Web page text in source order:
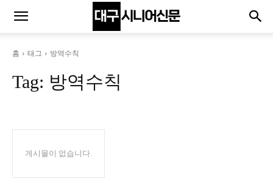
홈 태그 방역수칙
Tag: 방역수칙
게시물이 없습니다.